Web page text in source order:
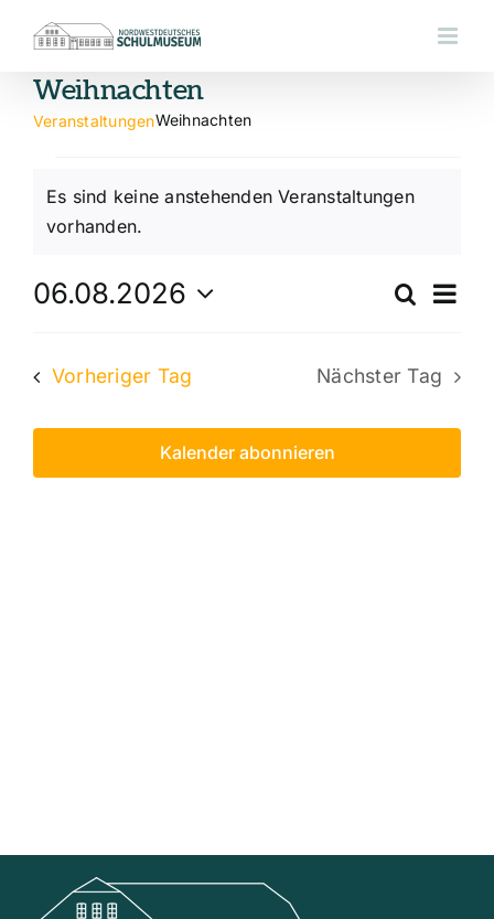
Inhalt
Weihnachten
VeranstaltungenWeihnachten
Veranstaltungen
für
August,
2026
Hinweis
Es sind keine anstehenden Veranstaltungen
vorhanden.
und
Suche
Tag
06.08.2026
Vorheriger Tag Nächster Tag
Kalender abonnieren